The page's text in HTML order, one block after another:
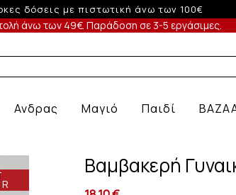
άνω των 200€ σε περίοδο εκπτώσεων
άνω των 49€. Παράδοση σε 3-5 εργάσιμες.
Ανδρας Μαγιό Παιδί
Βαμβακερή